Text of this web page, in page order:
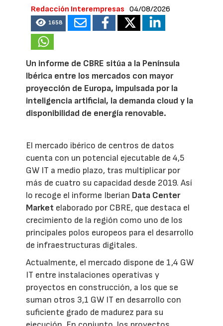
Redacción Interempresas 04/08/2026
1658
Un informe de CBRE sitúa a la Península
Ibérica entre los mercados con mayor
proyección de Europa, impulsada por la
inteligencia artificial, la demanda cloud y la
disponibilidad de energía renovable.
El mercado ibérico de centros de datos
cuenta con un potencial ejecutable de 4,5
GW IT a medio plazo, tras multiplicar por
más de cuatro su capacidad desde 2019. Así
lo recoge el informe Iberian Data Center
Market elaborado por CBRE, que destaca el
crecimiento de la región como uno de los
principales polos europeos para el desarrollo
de infraestructuras digitales.
Actualmente, el mercado dispone de 1,4 GW
IT entre instalaciones operativas y
proyectos en construcción, a los que se
suman otros 3,1 GW IT en desarrollo con
suficiente grado de madurez para su